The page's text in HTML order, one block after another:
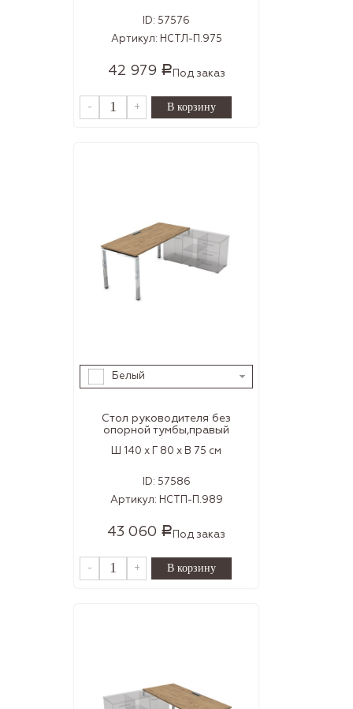
ID: 57576
Артикул: НСТЛ-П.975
42 979 Р Под заказ
- +
Белый
Стол руководителя без
опорной тумбы,правый
Ш 140 x Г 80 x В 75 см
ID: 57586
Артикул: НСТП-П.989
43 060 Р Под заказ
- +